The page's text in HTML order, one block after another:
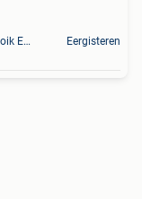
Roosdaal+Deel Van Gooik En Sint-Kwintens-Lennik Eergisteren